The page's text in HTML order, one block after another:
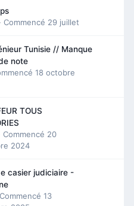
· Commencé 29 juillet
Tunisie // Manque
note
18 octobre
TOUS
Commencé 20
2024
casier judiciaire -
Commencé 13